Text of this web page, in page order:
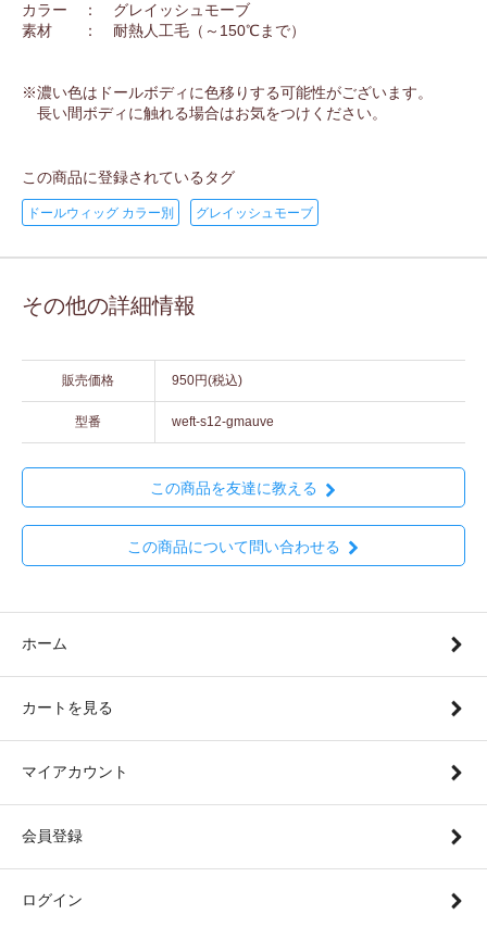
カラー ： グレイッシュモーブ
素材 ： 耐熱人工毛（～150℃まで）
※濃い色はドールボディに色移りする可能性がございます。
長い間ボディに触れる場合はお気をつけください。
この商品に登録されているタグ
ドールウィッグ カラー別 グレイッシュモーブ
その他の詳細情報
販売価格 950円(税込)
型番 weft-s12-gmauve
この商品を友達に教える
この商品について問い合わせる
ホーム
カートを見る
マイアカウント
会員登録
ログイン